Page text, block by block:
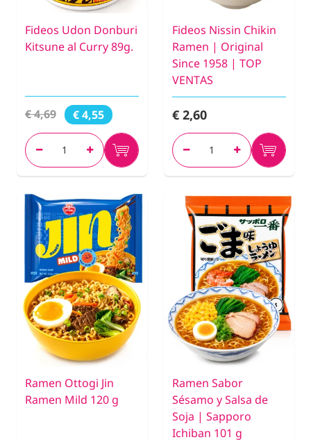
Fideos Udon Donburi
Kitsune al Curry 89g.
€ 4,69 € 4,55
Fideos Nissin Chikin
Ramen | Original
Since 1958 | TOP
VENTAS
€ 2,60
Ramen Ottogi Jin
Ramen Mild 120 g
Ramen Sabor
Sésamo y Salsa de
Soja | Sapporo
Ichiban 101 g